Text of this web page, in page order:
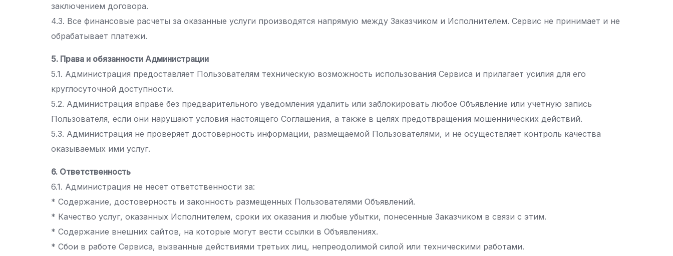
заключением договора.
4.3. Все финансовые расчеты за оказанные услуги производятся напрямую между Заказчиком и Исполнителем. Сервис не принимает и не
обрабатывает платежи.
5. Права и обязанности Администрации
5.1. Администрация предоставляет Пользователям техническую возможность использования Сервиса и прилагает усилия для его
круглосуточной доступности.
5.2. Администрация вправе без предварительного уведомления удалить или заблокировать любое Объявление или учетную запись
Пользователя, если они нарушают условия настоящего Соглашения, а также в целях предотвращения мошеннических действий.
5.3. Администрация не проверяет достоверность информации, размещаемой Пользователями, и не осуществляет контроль качества
оказываемых ими услуг.
6. Ответственность
6.1. Администрация не несет ответственности за:
* Содержание, достоверность и законность размещенных Пользователями Объявлений.
* Качество услуг, оказанных Исполнителем, сроки их оказания и любые убытки, понесенные Заказчиком в связи с этим.
* Содержание внешних сайтов, на которые могут вести ссылки в Объявлениях.
* Сбои в работе Сервиса, вызванные действиями третьих лиц, непреодолимой силой или техническими работами.